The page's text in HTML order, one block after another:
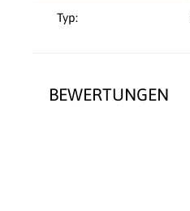
BEWERTUNGEN
Typ: